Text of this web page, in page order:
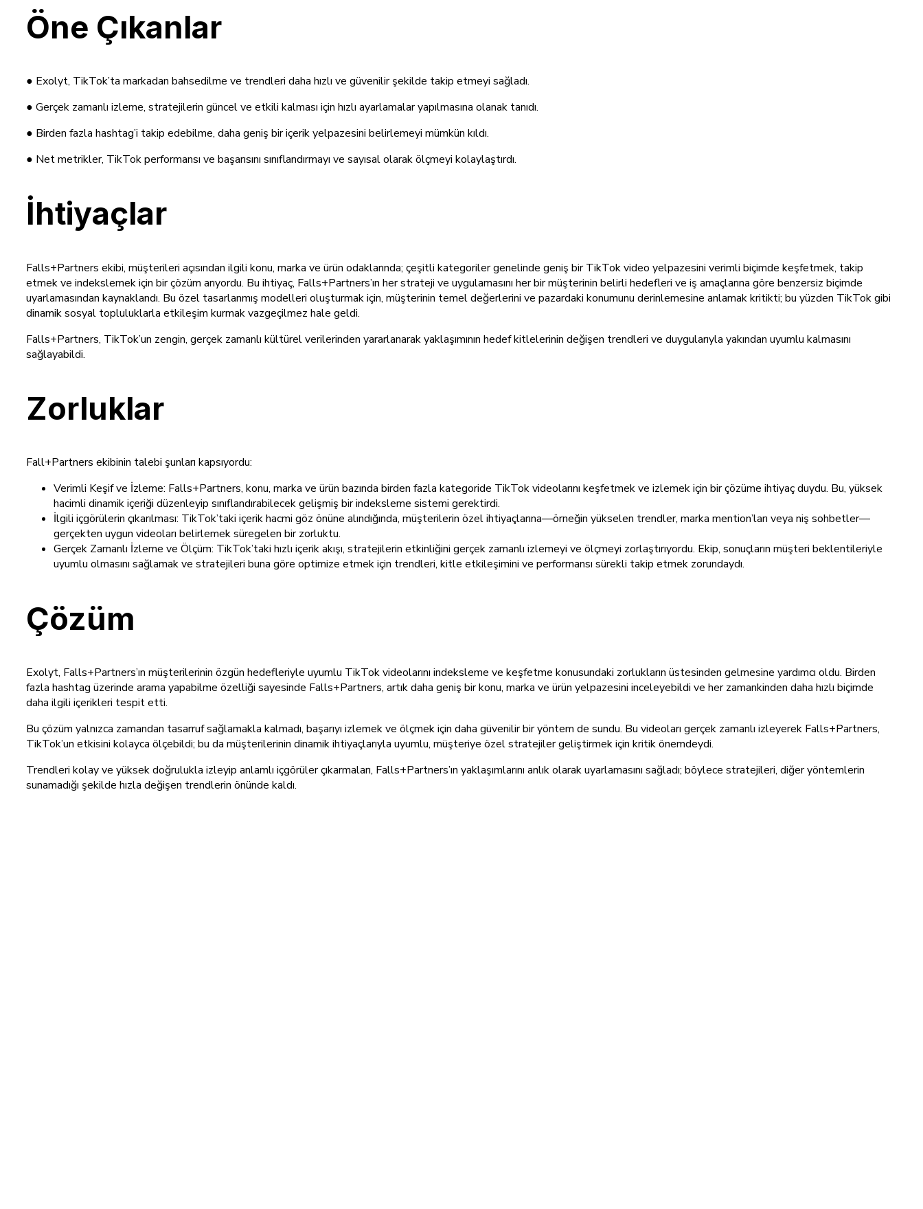
Öne Çıkanlar
● Exolyt, TikTok’ta markadan bahsedilme ve trendleri daha hızlı ve güvenilir şekilde takip etmeyi sağladı.
● Gerçek zamanlı izleme, stratejilerin güncel ve etkili kalması için hızlı ayarlamalar yapılmasına olanak tanıdı.
● Birden fazla hashtag’i takip edebilme, daha geniş bir içerik yelpazesini belirlemeyi mümkün kıldı.
● Net metrikler, TikTok performansı ve başarısını sınıflandırmayı ve sayısal olarak ölçmeyi kolaylaştırdı.
İhtiyaçlar
Falls+Partners ekibi, müşterileri açısından ilgili konu, marka ve ürün odaklarında; çeşitli kategoriler genelinde geniş bir TikTok video yelpazesini verimli biçimde keşfetmek, takip
etmek ve indekslemek için bir çözüm arıyordu. Bu ihtiyaç, Falls+Partners’ın her strateji ve uygulamasını her bir müşterinin belirli hedefleri ve iş amaçlarına göre benzersiz biçimde
uyarlamasından kaynaklandı. Bu özel tasarlanmış modelleri oluşturmak için, müşterinin temel değerlerini ve pazardaki konumunu derinlemesine anlamak kritikti; bu yüzden TikTok gibi
dinamik sosyal topluluklarla etkileşim kurmak vazgeçilmez hale geldi.
Falls+Partners, TikTok’un zengin, gerçek zamanlı kültürel verilerinden yararlanarak yaklaşımının hedef kitlelerinin değişen trendleri ve duygularıyla yakından uyumlu kalmasını
sağlayabildi.
Zorluklar
Fall+Partners ekibinin talebi şunları kapsıyordu:
Verimli Keşif ve İzleme: Falls+Partners, konu, marka ve ürün bazında birden fazla kategoride TikTok videolarını keşfetmek ve izlemek için bir çözüme ihtiyaç duydu. Bu, yüksek
hacimli dinamik içeriği düzenleyip sınıflandırabilecek gelişmiş bir indeksleme sistemi gerektirdi.
İlgili içgörülerin çıkarılması: TikTok’taki içerik hacmi göz önüne alındığında, müşterilerin özel ihtiyaçlarına—örneğin yükselen trendler, marka mention’ları veya niş sohbetler—
gerçekten uygun videoları belirlemek süregelen bir zorluktu.
Gerçek Zamanlı İzleme ve Ölçüm: TikTok’taki hızlı içerik akışı, stratejilerin etkinliğini gerçek zamanlı izlemeyi ve ölçmeyi zorlaştırıyordu. Ekip, sonuçların müşteri beklentileriyle
uyumlu olmasını sağlamak ve stratejileri buna göre optimize etmek için trendleri, kitle etkileşimini ve performansı sürekli takip etmek zorundaydı.
Çözüm
Exolyt, Falls+Partners’ın müşterilerinin özgün hedefleriyle uyumlu TikTok videolarını indeksleme ve keşfetme konusundaki zorlukların üstesinden gelmesine yardımcı oldu. Birden
fazla hashtag üzerinde arama yapabilme özelliği sayesinde Falls+Partners, artık daha geniş bir konu, marka ve ürün yelpazesini inceleyebildi ve her zamankinden daha hızlı biçimde
daha ilgili içerikleri tespit etti.
Bu çözüm yalnızca zamandan tasarruf sağlamakla kalmadı, başarıyı izlemek ve ölçmek için daha güvenilir bir yöntem de sundu. Bu videoları gerçek zamanlı izleyerek Falls+Partners,
TikTok’un etkisini kolayca ölçebildi; bu da müşterilerinin dinamik ihtiyaçlarıyla uyumlu, müşteriye özel stratejiler geliştirmek için kritik önemdeydi.
Trendleri kolay ve yüksek doğrulukla izleyip anlamlı içgörüler çıkarmaları, Falls+Partners’ın yaklaşımlarını anlık olarak uyarlamasını sağladı; böylece stratejileri, diğer yöntemlerin
sunamadığı şekilde hızla değişen trendlerin önünde kaldı.